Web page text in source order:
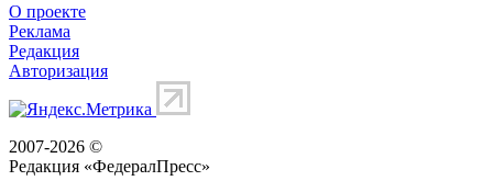
О проекте
Реклама
Редакция
Авторизация
2007-2026 ©
Редакция «ФедералПресс»